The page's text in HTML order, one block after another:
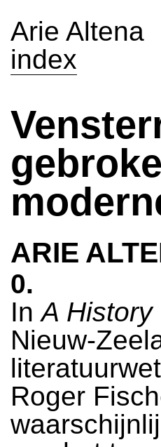
Arie Altena
index
ARIE
0.
InA
Nieuw-
Roger